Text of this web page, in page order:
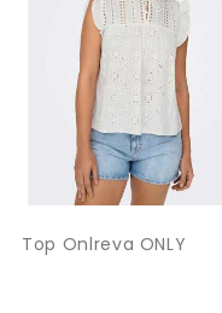
Top Onlreva ONLY